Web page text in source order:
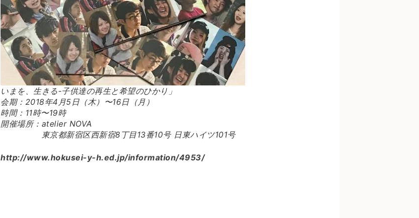
いまを、生きる-子供達の再生と希望のひかり」
会期：2018年4月5日（木）〜16日（月）
時間：11時〜19時
開催場所：atelier NOVA
東京都新宿区西新宿8丁目13番10号 日東ハイツ101号
http://www.hokusei-y-h.ed.jp/information/4953/